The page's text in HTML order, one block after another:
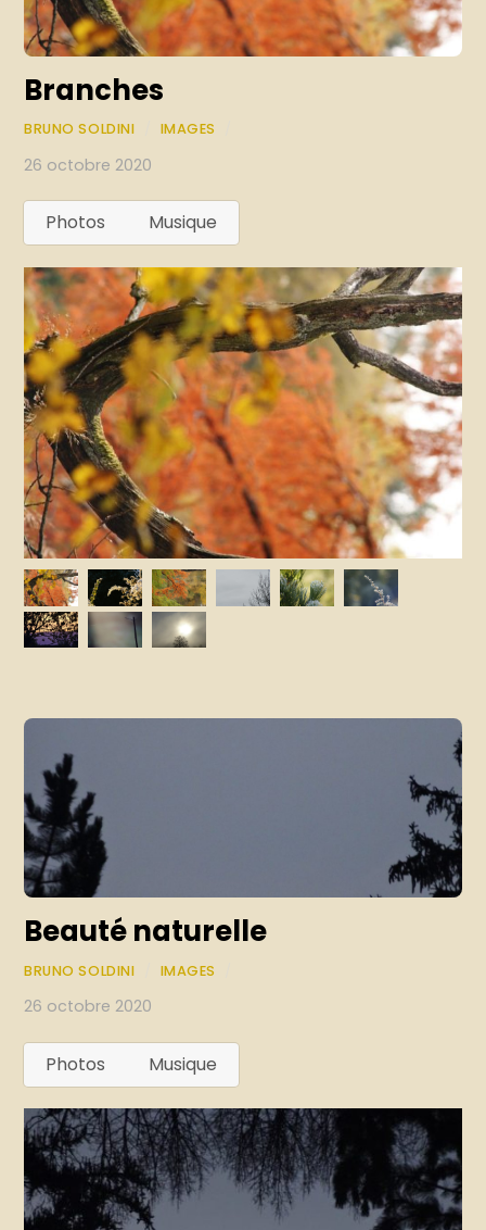
Branches
BRUNO SOLDINI IMAGES
26 octobre 2020
Photos Musique
Beauté naturelle
BRUNO SOLDINI IMAGES
26 octobre 2020
Photos Musique